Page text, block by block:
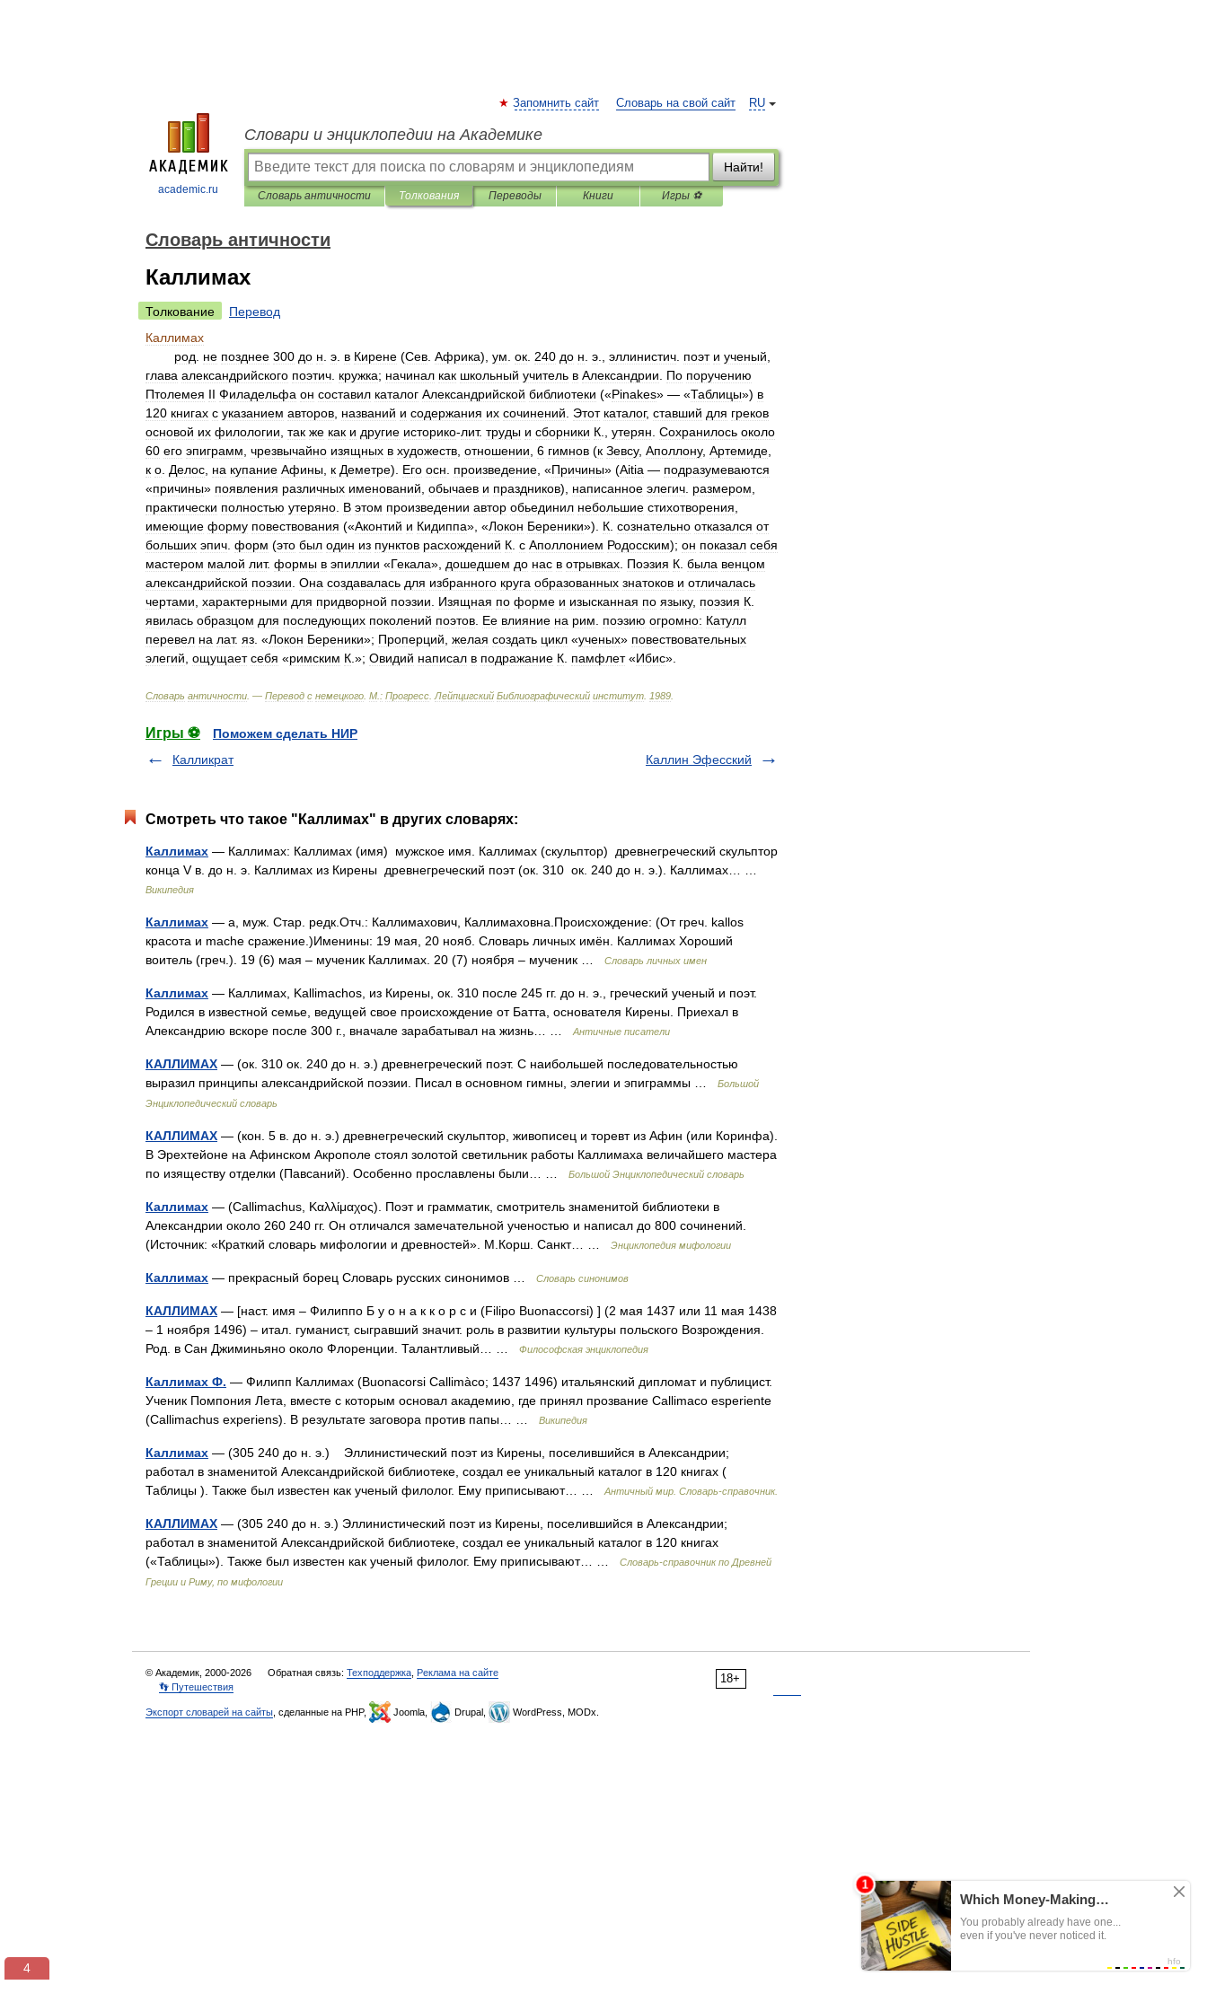
academic.ru
RU
Запомнить сайт Словарь на свой сайт
Словари и энциклопедии на Академике
Найти!
Словарь античности Толкования Переводы Книги Игры ⚽
Словарь античности
Каллимах
Толкование
Перевод
Каллимах
род
не позднее 300 до н э в Кирене (Сев Африка), ум ок 240 до н э эллинистич поэт и ученый
глава александрийского поэтич кружка; начинал как школьный учитель в Александрии По поручению
Птолемея II Филадельфа он составил каталог Александрийской библиотеки («Pinakes» — «Таблицы») в
120 книгах с указанием авторов названий и содержания их сочинений Этот каталог, ставший для греков
основой их филологии так же как и другие историко-лит. труды и сборники К утерян Сохранилось около
60 его эпиграмм чрезвычайно изящных в художеств отношении 6 гимнов (к Зевсу, Аполлону, Артемиде
к о Делос на купание Афины к Деметре). Его осн произведение , «Причины» (Aitiа — подразумеваются
«причины» появления различных именований обычаев и праздников), написанное элегич размером
практически полностью утеряно В этом произведении автор обьединил небольшие стихотворения
имеющие форму повествования («Аконтий и Кидиппа», «Локон Береники»). К сознательно отказался от
больших эпич форм (это был один из пунктов расхождений К с Аполлонием Родосским); он показал себя
мастером малой лит. формы в эпиллии «Гекала», дошедшем до нас в отрывках Поэзия К была венцом
александрийской поэзии Она создавалась для избранного круга образованных знатоков и отличалась
чертами характерными для придворной поэзии Изящная по форме и изысканная по языку, поэзия К
явилась образцом для последующих поколений поэтов Ее влияние на рим поэзию огромно: Катулл
перевел на лат. яз . «Локон Береники»; Проперций желая создать цикл «ученых» повествовательных
элегий ощущает себя «римским К .»; Овидий написал в подражание К памфлет«Ибис».
Словарь античности . — Перевод с немецкого М : Прогресс Лейпцигский Библиографический институт 1989
Игры ⚽
Поможем сделать НИР
Калликрат
Каллин Эфесский
Смотреть что такое "Каллимах" в других словарях:
Каллимах — Каллимах: Каллимах (имя) мужское имя. Каллимах (скульптор) древнегреческий скульптор
конца V в. до н. э. Каллимах из Кирены древнегреческий поэт (ок. 310 ок. 240 до н. э.). Каллимах… …
Википедия
Каллимах — а, муж. Стар. редк.Отч.: Каллимахович, Каллимаховна.Происхождение: (От греч. kallos
красота и mache сражение.)Именины: 19 мая, 20 нояб. Словарь личных имён. Каллимах Хороший
воитель (греч.). 19 (6) мая – мученик Каллимах. 20 (7) ноября – мученик …
Словарь личных имен
Каллимах — Каллимах, Kallimachos, из Кирены, ок. 310 после 245 гг. до н. э., греческий ученый и поэт.
Родился в известной семье, ведущей свое происхождение от Батта, основателя Кирены. Приехал в
Александрию вскоре после 300 г., вначале зарабатывал на жизнь… …
Античные писатели
КАЛЛИМАХ — (ок. 310 ок. 240 до н. э.) древнегреческий поэт. С наибольшей последовательностью
выразил принципы александрийской поэзии. Писал в основном гимны, элегии и эпиграммы …
Большой
Энциклопедический словарь
КАЛЛИМАХ — (кон. 5 в. до н. э.) древнегреческий скульптор, живописец и торевт из Афин (или Коринфа).
В Эрехтейоне на Афинском Акрополе стоял золотой светильник работы Каллимаха величайшего мастера
по изяществу отделки (Павсаний). Особенно прославлены были… …
Большой Энциклопедический словарь
Каллимах — (Callimachus, Καλλίμαχος). Поэт и грамматик, смотритель знаменитой библиотеки в
Александрии около 260 240 гг. Он отличался замечательной ученостью и написал до 800 сочинений.
(Источник: «Краткий словарь мифологии и древностей». М.Корш. Санкт… …
Энциклопедия мифологии
Каллимах — прекрасный борец Словарь русских синонимов … Словарь синонимов
КАЛЛИМАХ — [наст. имя – Филиппо Б у о н а к к о р с и (Filipo Buonaccorsi) ] (2 мая 1437 или 11 мая 1438
– 1 ноября 1496) – итал. гуманист, сыгравший значит. роль в развитии культуры польского Возрождения.
Род. в Сан Джиминьяно около Флоренции. Талантливый… …
Философская энциклопедия
Каллимах Ф. — Филипп Каллимах (Buonacorsi Callimàco; 1437 1496) итальянский дипломат и публицист.
Ученик Помпония Лета, вместе с которым основал академию, где принял прозвание Callimaco esperiente
(Callimachus experiens). В результате заговора против папы… …
Википедия
Каллимах — (305 240 до н. э.) Эллинистический поэт из Кирены, поселившийся в Александрии;
работал в знаменитой Александрийской библиотеке, создал ее уникальный каталог в 120 книгах (
Таблицы ). Также был известен как ученый филолог. Ему приписывают… …
Античный мир. Словарь-справочник.
КАЛЛИМАХ — (305 240 до н. э.) Эллинистический поэт из Кирены, поселившийся в Александрии;
работал в знаменитой Александрийской библиотеке, создал ее уникальный каталог в 120 книгах
(«Таблицы»). Также был известен как ученый филолог. Ему приписывают… …
Cловарь-справочник по Древней
Греции и Риму, по мифологии
18+
© Академик, 2000-2026 Обратная связь: Техподдержка Реклама на сайте
👣 Путешествия
Экспорт словарей на сайты , сделанные на PHP, Joomla, Drupal, WordPress, MODx.
3